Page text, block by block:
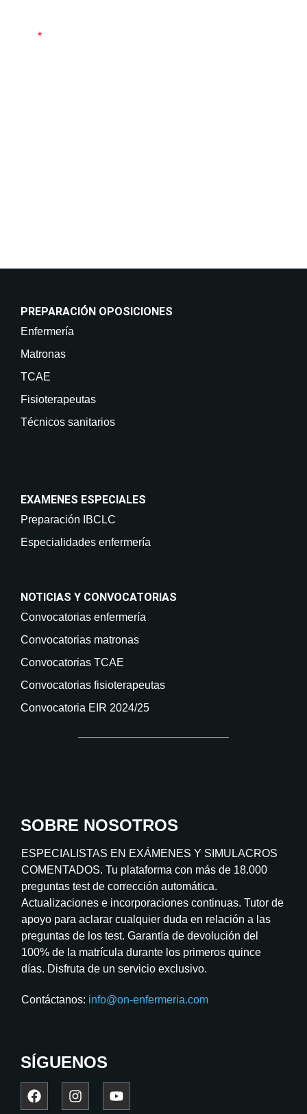
*Hacemos un trato totalmente respetuoso de tus
PREPARACIÓN OPOSICIONES
Enfermería
Matronas
TCAE
Fisioterapeutas
Técnicos sanitarios
EXAMENES ESPECIALES
Preparación IBCLC
Especialidades enfermería
NOTICIAS Y CONVOCATORIAS
Convocatorias enfermería
Convocatorias matronas
Convocatorias TCAE
Convocatorias fisioterapeutas
Convocatoria EIR 2024/25
SOBRE NOSOTROS
ESPECIALISTAS EN EXÁMENES Y SIMULACROS
COMENTADOS. Tu plataforma con más de 18.000
preguntas test de corrección automática.
Actualizaciones e incorporaciones continuas. Tutor de
apoyo para aclarar cualquier duda en relación a las
preguntas de los test. Garantía de devolución del
100% de la matrícula durante los primeros quince
días. Disfruta de un servicio exclusivo.
Contáctanos: info@on-enfermeria.com
SÍGUENOS